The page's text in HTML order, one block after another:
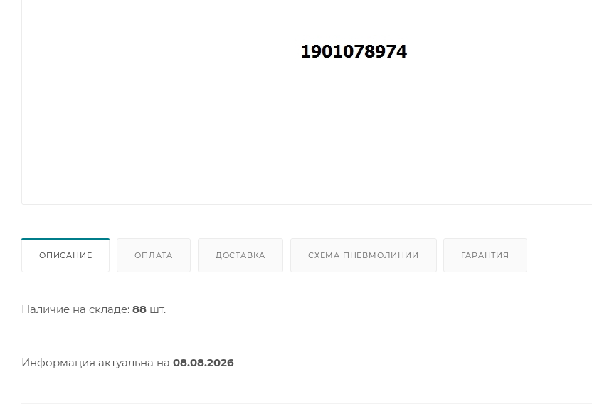
ОПИСАНИЕ ОПЛАТА ДОСТАВКА СХЕМА ПНЕВМОЛИНИИ ГАРАНТИЯ
Наличие на складе: 88 шт.
Информация актуальна на 08.08.2026